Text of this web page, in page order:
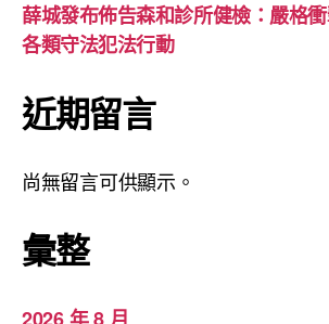
薛城發布佈告森和診所健檢：嚴格
各類守法犯法行動
近期留言
尚無留言可供顯示。
彙整